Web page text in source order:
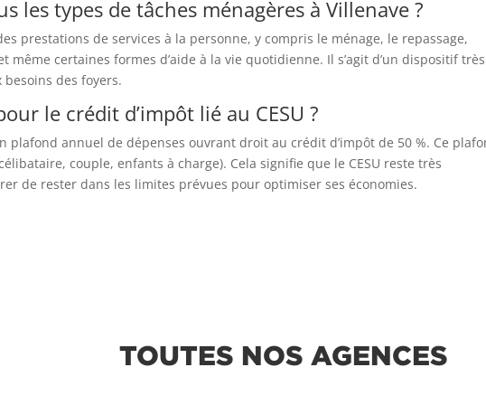
les types de tâches ménagères à Villenave ?
prestations de services à la personne, y compris le ménage, le repassage,
même certaines formes d’aide à la vie quotidienne. Il s’agit d’un dispositif très
besoins des foyers.
le crédit d’impôt lié au CESU ?
plafond annuel de dépenses ouvrant droit au crédit d’impôt de 50 %. Ce
couple, enfants à charge). Cela signifie que le CESU reste très
de rester dans les limites prévues pour optimiser ses économies.
TOUTES NOS AGENCES